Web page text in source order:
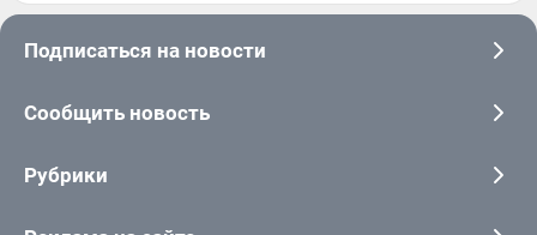
Подписаться на новости
Сообщить новость
Рубрики